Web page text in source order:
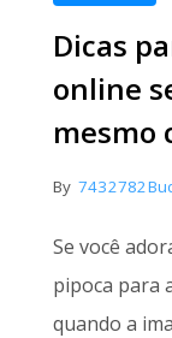
Dicas
online
mesmo
By
Se você
pipoca para
quando a